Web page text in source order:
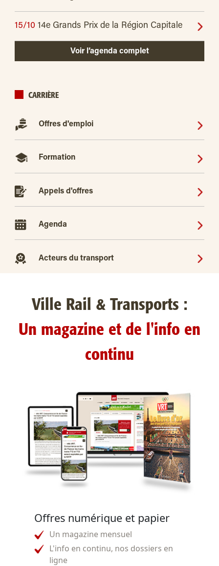
15/10 14e Grands Prix de la Région Capitale
Voir l’agenda complet
CARRIÈRE
Offres d'emploi
Formation
Appels d'offres
Agenda
Acteurs du transport
Ville Rail & Transports :
Un magazine et de l'info en
continu
Offres numérique et papier
Un magazine mensuel
L'info en continu, nos dossiers en
ligne